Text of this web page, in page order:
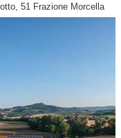
51 Frazione Morcella